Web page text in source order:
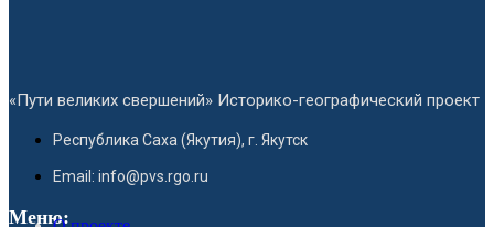
«Пути великих свершений» Историко-географический проект
Республика Саха (Якутия), г. Якутск
Email: info@pvs.rgo.ru
Меню: